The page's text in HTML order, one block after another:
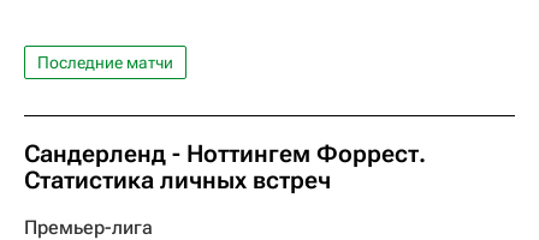
Последние матчи
Сандерленд - Ноттингем Форрест.
Статистика личных встреч
Премьер-лига